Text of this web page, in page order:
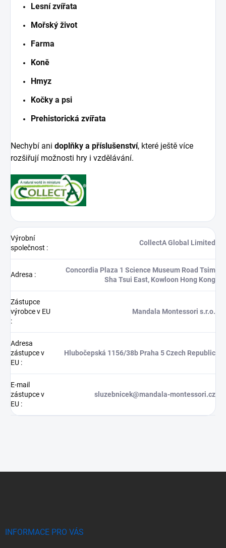
Lesní zvířata
Mořský život
Farma
Koně
Hmyz
Kočky a psi
Prehistorická zvířata
Nechybí ani doplňky a příslušenství, které ještě více
rozšiřují možnosti hry i vzdělávání.
Výrobní
společnost :
CollectA Global Limited
Adresa :
Concordia Plaza 1 Science Museum Road Tsim
Sha Tsui East, Kowloon Hong Kong
Zástupce
výrobce v EU
:
Mandala Montessori s.r.o.
Adresa
zástupce v
EU :
Hlubočepská 1156/38b Praha 5 Czech Republic
E-mail
zástupce v
EU :
sluzebnicek@mandala-montessori.cz
INFORMACE PRO VÁS